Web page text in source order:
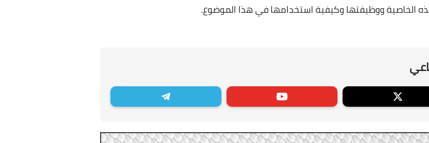
الخاصية ووظيفتها وكيفية استخدامها في هذا الموضوع.